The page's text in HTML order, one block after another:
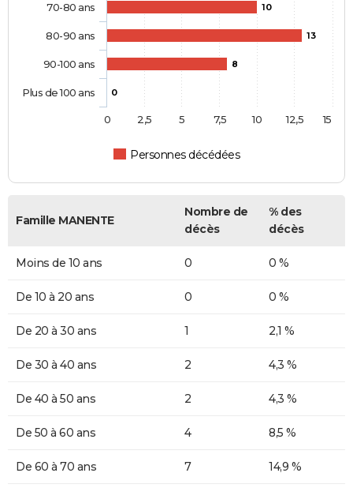
10
13
8
0
Personnes décédées
70-80 ans
80-90 ans
90-100 ans
Plus de 100 ans
0 2,5 5 7,5 10 12,5 15
Famille MANENTE
Nombre de
décès
% des
décès
Moins de 10 ans 0 0 %
De 10 à 20 ans 0 0 %
De 20 à 30 ans 1 2,1 %
De 30 à 40 ans 2 4,3 %
De 40 à 50 ans 2 4,3 %
De 50 à 60 ans 4 8,5 %
De 60 à 70 ans 7 14,9 %